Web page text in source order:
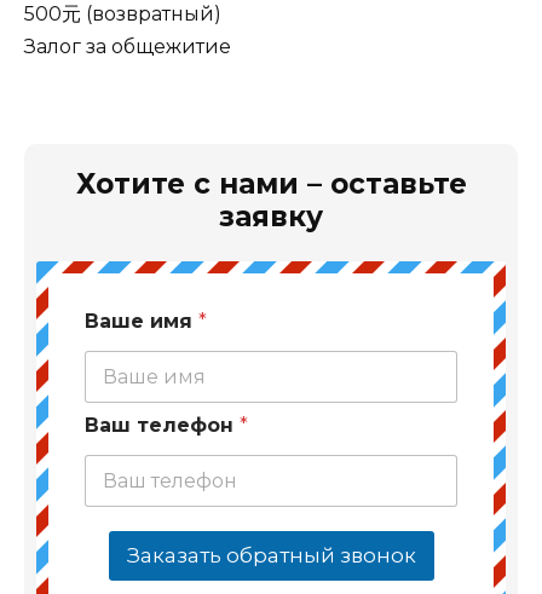
500元 (возвратный)
Залог за общежитие
Хотите с нами – оставьте
заявку
Ваше имя *
Ваш телефон *
Заказать обратный звонок